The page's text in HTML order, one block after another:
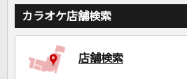
カラオケ店舗検索
店舗検索